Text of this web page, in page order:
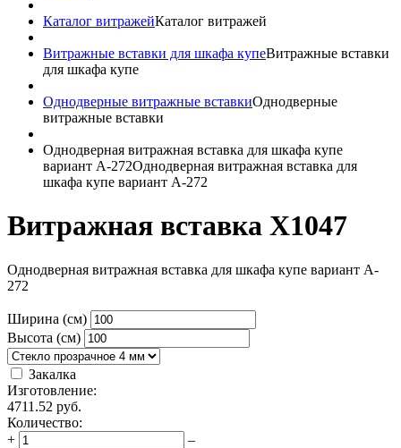
Каталог витражейКаталог витражей
Витражные вставки для шкафа купеВитражные вставки
для шкафа купе
Однодверные витражные вставкиОднодверные
витражные вставки
Однодверная витражная вставка для шкафа купе
вариант A-272Однодверная витражная вставка для
шкафа купе вариант A-272
Витражная вставка X1047
Однодверная витражная вставка для шкафа купе вариант A-
272
Ширина (см)
Высота (см)
Закалка
Изготовление:
4711.52 руб.
Количество:
+
–